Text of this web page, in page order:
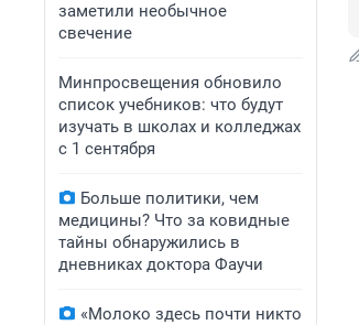
заметили необычное
свечение
Минпросвещения обновило
список учебников: что будут
изучать в школах и колледжах
с 1 сентября
Больше политики, чем
медицины? Что за ковидные
тайны обнаружились в
дневниках доктора Фаучи
«Молоко здесь почти никто